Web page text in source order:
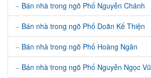
Bán nhà trong ngõ Phố Nguyễn Chánh
Bán nhà trong ngõ Phố Doãn Kế Thiện
Bán nhà trong ngõ Phố Hoàng Ngân
Bán nhà trong ngõ Phố Nguyễn Ngọc Vũ